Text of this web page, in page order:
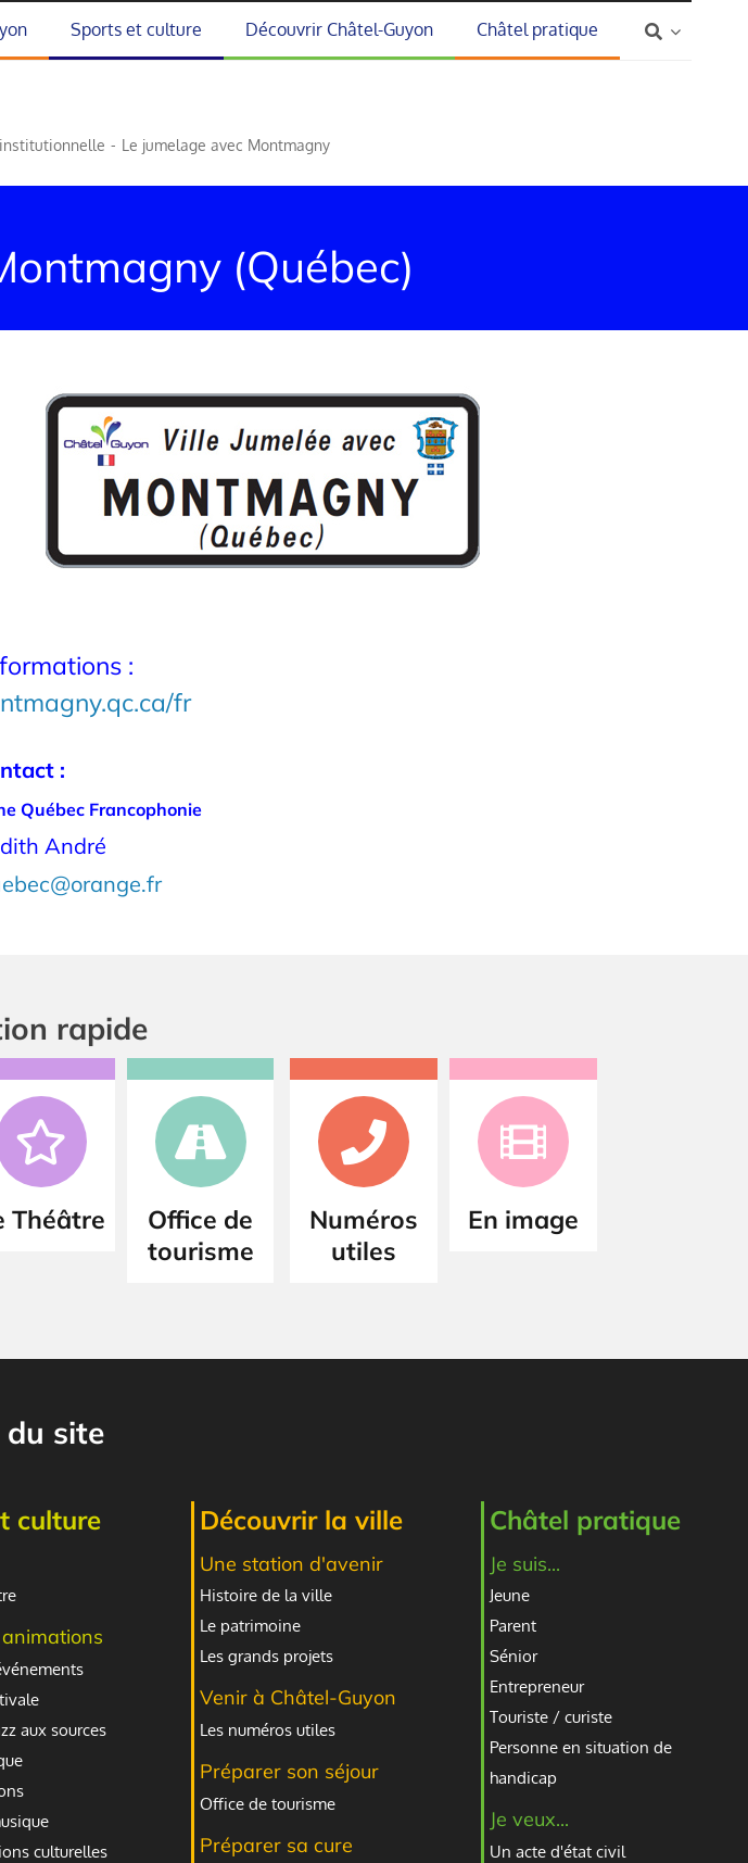
Sports et culture Découvrir Châtel-Guyon Châtel pratique
Le jumelage avec Montmagny
(Québec)
:
fr
:
Québec Francophonie
André
rapide
Théâtre
Office de
tourisme
Numéros
utiles
En image
du site
culture
aux sources
culturelles
Découvrir la ville
Une station d'avenir
Histoire de la ville
Le patrimoine
Les grands projets
Venir à Châtel-Guyon
Les numéros utiles
Préparer son séjour
Office de tourisme
Préparer sa cure
Châtel pratique
Je suis...
Jeune
Parent
Sénior
Entrepreneur
Touriste / curiste
Personne en situation de
handicap
Je veux...
Un acte d'état civil